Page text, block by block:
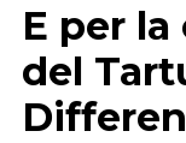
E per
del